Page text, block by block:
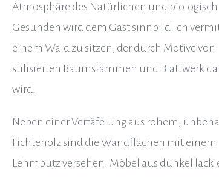
Atmosphäre des Natürlichen und biologisch
Gesunden wird dem Gast sinnbildlich
einem Wald zu sitzen, der durch Motive von
stilisierten Baumstämmen und Blattwerk
wird.
Neben einer Vertäfelung aus rohem,
Fichteholz sind die Wandflächen mit einem
Lehmputz versehen. Möbel aus dunkel